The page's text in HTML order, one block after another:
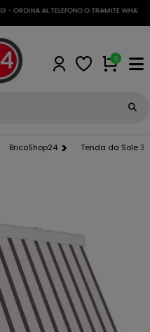
AL TELEFONO O TRAMITE WHATSAPP
0
BricoShop24 Tenda da Sole